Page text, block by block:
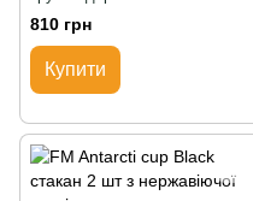
810 грн
Купити